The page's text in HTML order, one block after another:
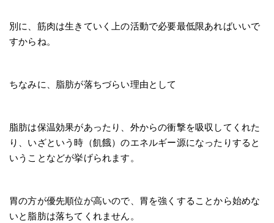
別に、筋肉は生きていく上の活動で必要最低限あればいいで
すからね。
ちなみに、脂肪が落ちづらい理由として
脂肪は保温効果があったり、外からの衝撃を吸収してくれた
り、いざという時（飢餓）のエネルギー源になったりすると
いうことなどが挙げられます。
胃の方が優先順位が高いので、胃を強くすることから始めな
いと脂肪は落ちてくれません。